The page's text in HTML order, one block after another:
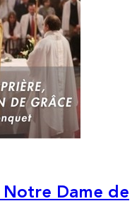
Notre Dame de